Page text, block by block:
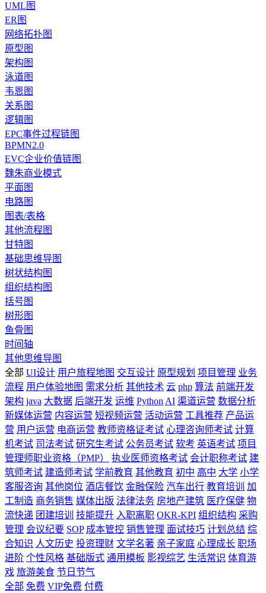
UML图
ER图
网络拓扑图
原型图
架构图
泳道图
韦恩图
关系图
逻辑图
EPC事件过程链图
BPMN2.0
EVC企业价值链图
魏朱商业模式
平面图
电路图
图表/表格
其他流程图
甘特图
基础思维导图
树状结构图
组织结构图
括号图
树形图
鱼骨图
时间轴
其他思维导图
全部 UI设计 用户旅程地图 交互设计 原型规划 项目管理 业务
流程 用户体验地图 需求分析 其他技术 云 php 算法 前端开发
架构 java 大数据 后端开发 运维 Python AI 渠道运营 数据分析
新媒体运营 内容运营 短视频运营 活动运营 工具推荐 产品运
营 用户运营 电商运营 教师资格证考试 心理咨询师考试 计算
机考试 司法考试 研究生考试 公务员考试 软考 英语考试 项目
管理师职业资格（PMP）
执业医师资格考试 会计职称考试 建
筑师考试 建造师考试 学前教育 其他教育 初中 高中 大学 小学
客服咨询 其他岗位 酒店餐饮 金融保险 汽车出行 教育培训
加
工制造 商务销售 媒体出版 法律法务 房地产建筑 医疗保健 物
流快递 团建培训 技能提升 入职离职 OKR-KPI 组织结构 采购
管理 会议纪要 SOP 成本管控 销售管理 面试技巧 计划总结 综
合知识 人文历史 投资理财 文学名著 亲子家庭 心理成长 职场
进阶 个性风格 基础版式 通用模板 影视综艺 生活常识 体育游
戏 旅游美食 节日节气
全部 免费 VIP免费 付费